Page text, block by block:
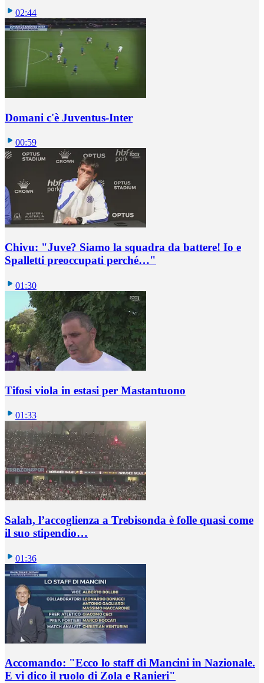
02:44
Domani c'è Juventus-Inter
00:59
Chivu: "Juve? Siamo la squadra da battere! Io e
Spalletti preoccupati perché…"
01:30
Tifosi viola in estasi per Mastantuono
01:33
Salah, l’accoglienza a Trebisonda è folle quasi come
il suo stipendio…
01:36
Accomando: "Ecco lo staff di Mancini in Nazionale.
E vi dico il ruolo di Zola e Ranieri"